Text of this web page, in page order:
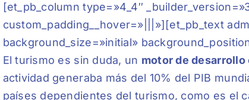
[et_pb_column type=»4_4″
custom_padding__hover=»|||»][et_pb_text
background_size=»initial»
El turismo es sin duda, un motor de
actividad generaba más del 10% del PIB
países dependientes del turismo, como es el